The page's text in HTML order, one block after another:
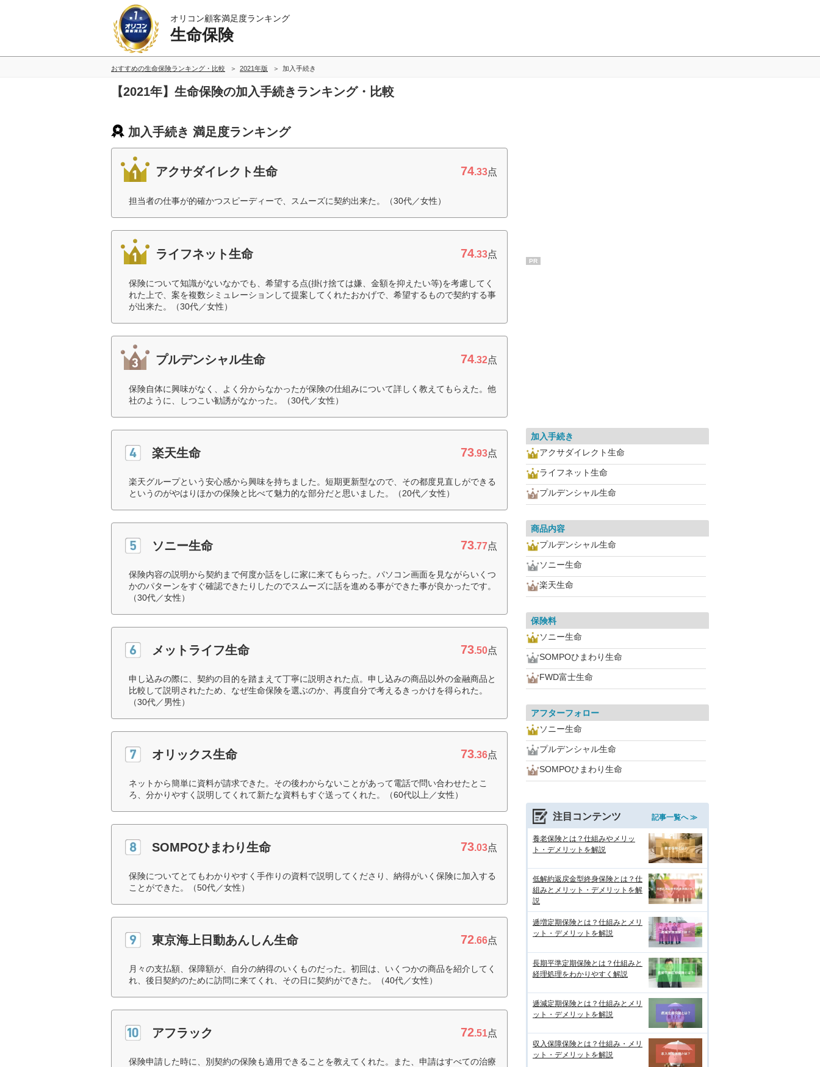
オリコン顧客満足度ランキング
生命保険
おすすめの生命保険ランキング・比較 2021年版 加入手続き
【2021年】生命保険の加入手続きランキング・比較
加入手続き 満足度ランキング
アクサダイレクト生命 74.33点
担当者の仕事が的確かつスピーディーで、スムーズに契約出来た。（30代／女性）
ライフネット生命 74.33点
保険について知識がないなかでも、希望する点(掛け捨ては嫌、金額を抑えたい等)を考慮してく
れた上で、案を複数シミュレーションして提案してくれたおかげで、希望するもので契約する事
が出来た。（30代／女性）
プルデンシャル生命 74.32点
保険自体に興味がなく、よく分からなかったが保険の仕組みについて詳しく教えてもらえた。他
社のように、しつこい勧誘がなかった。（30代／女性）
楽天生命 73.93点
楽天グループという安心感から興味を持ちました。短期更新型なので、その都度見直しができる
というのがやはりほかの保険と比べて魅力的な部分だと思いました。（20代／女性）
ソニー生命 73.77点
保険内容の説明から契約まで何度か話をしに家に来てもらった。パソコン画面を見ながらいくつ
かのパターンをすぐ確認できたりしたのでスムーズに話を進める事ができた事が良かったです。
（30代／女性）
メットライフ生命 73.50点
申し込みの際に、契約の目的を踏まえて丁寧に説明された点。申し込みの商品以外の金融商品と
比較して説明されたため、なぜ生命保険を選ぶのか、再度自分で考えるきっかけを得られた。
（30代／男性）
オリックス生命 73.36点
ネットから簡単に資料が請求できた。その後わからないことがあって電話で問い合わせたとこ
ろ、分かりやすく説明してくれて新たな資料もすぐ送ってくれた。（60代以上／女性）
SOMPOひまわり生命 73.03点
保険についてとてもわかりやすく手作りの資料で説明してくださり、納得がいく保険に加入する
ことができた。（50代／女性）
東京海上日動あんしん生命 72.66点
月々の支払額、保障額が、自分の納得のいくものだった。初回は、いくつかの商品を紹介してく
れ、後日契約のために訪問に来てくれ、その日に契約ができた。（40代／女性）
アフラック 72.51点
保険申請した時に、別契約の保険も適用できることを教えてくれた。また、申請はすべての治療
PR
加入手続き
アクサダイレクト生命
ライフネット生命
プルデンシャル生命
商品内容
プルデンシャル生命
ソニー生命
楽天生命
保険料
ソニー生命
SOMPOひまわり生命
FWD富士生命
アフターフォロー
ソニー生命
プルデンシャル生命
SOMPOひまわり生命
注目コンテンツ 記事一覧へ ≫
養老保険とは？仕組みやメリッ
ト・デメリットを解説
低解約返戻金型終身保険とは？仕
組みとメリット・デメリットを解
説
逓増定期保険とは？仕組みとメリ
ット・デメリットを解説
長期平準定期保険とは？仕組みと
経理処理をわかりやすく解説
逓減定期保険とは？仕組みとメリ
ット・デメリットを解説
収入保障保険とは？仕組み・メリ
ット・デメリットを解説